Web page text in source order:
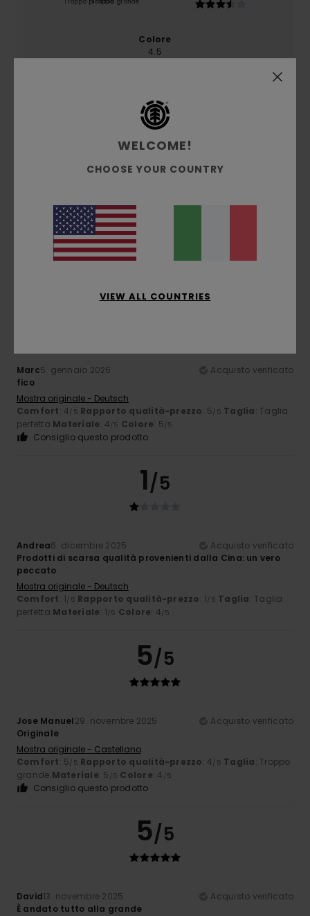
Troppo piccoloTroppo grande
Colore
4.5
5/5
Estremamente comodo
Mostra originale - Français
Comfort: 5/5 Rapporto qualità-prezzo
Materiale: 4/5 Colore
Consiglio questo prodotto
5/5
Marc5. gennaio 2026
Acquisto verificato
fico
Mostra originale - Deutsch
Comfort: 4/5 Rapporto qualità-prezzo: 5/5 Taglia: Taglia
perfetta Materiale: 4/5 Colore: 5/5
Consiglio questo prodotto
1/5
Andrea6. dicembre 2025
Acquisto verificato
Prodotti di scarsa qualità provenienti dalla Cina: un vero
peccato
Mostra originale - Deutsch
Comfort: 1/5 Rapporto qualità-prezzo: 1/5 Taglia: Taglia
perfetta Materiale: 1/5 Colore: 4/5
5/5
Jose Manuel29. novembre 2025
Acquisto verificato
Originale
Mostra originale - Castellano
Comfort: 5/5 Rapporto qualità-prezzo: 4/5 Taglia: Troppo
grande Materiale: 5 /5 Colore: 4 /5
Consiglio questo prodotto
5/5
David13. novembre 2025
Acquisto verificato
È andato tutto alla grande
WELCOME!
CHOOSE YOUR COUNTRY
VIEW ALL COUNTRIES